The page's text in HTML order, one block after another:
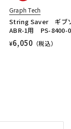
Graph Tech
String Saver ギブ
ABR-1用 PS-8400-
¥6,050 （税込）